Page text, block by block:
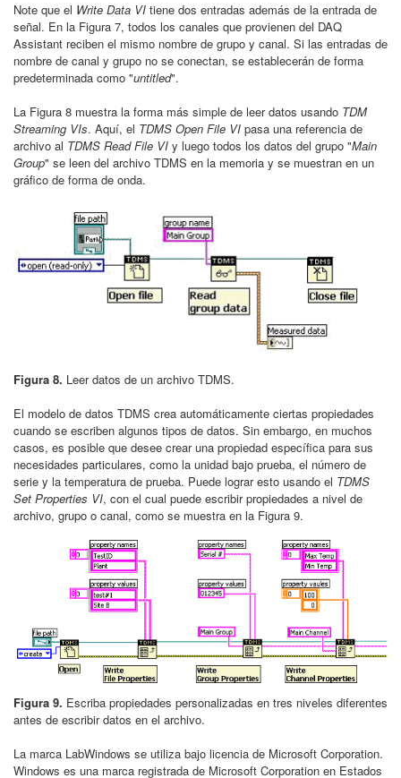
Note que el Write Data VI tiene dos entradas además de la entrada de
señal. En la Figura 7, todos los canales que provienen del DAQ
Assistant reciben el mismo nombre de grupo y canal. Si las entradas de
nombre de canal y grupo no se conectan, se establecerán de forma
predeterminada como "untitled".
La Figura 8 muestra la forma más simple de leer datos usando TDM
Streaming VIs. Aquí, el TDMS Open File VI pasa una referencia de
archivo al TDMS Read File VI y luego todos los datos del grupo "Main
Group" se leen del archivo TDMS en la memoria y se muestran en un
gráfico de forma de onda.
Figura 8. Leer datos de un archivo TDMS.
El modelo de datos TDMS crea automáticamente ciertas propiedades
cuando se escriben algunos tipos de datos. Sin embargo, en muchos
casos, es posible que desee crear una propiedad específica para sus
necesidades particulares, como la unidad bajo prueba, el número de
serie y la temperatura de prueba. Puede lograr esto usando el TDMS
Set Properties VI, con el cual puede escribir propiedades a nivel de
archivo, grupo o canal, como se muestra en la Figura 9.
Figura 9. Escriba propiedades personalizadas en tres niveles diferentes
antes de escribir datos en el archivo.
La marca LabWindows se utiliza bajo licencia de Microsoft Corporation.
Windows es una marca registrada de Microsoft Corporation en Estados